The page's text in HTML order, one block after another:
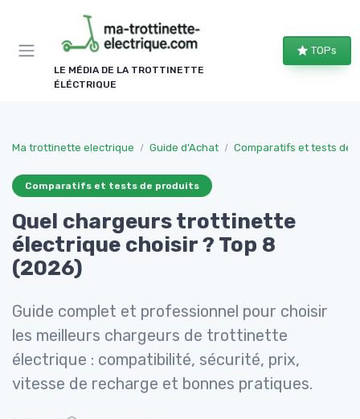
LE MÉDIA DE LA TROTTINETTE
ÉLÉCTRIQUE
TOPs
Ma trottinette electrique Guide d'Achat Comparatifs et tests de
Comparatifs et tests de produits
Quel chargeurs trottinette
électrique choisir ? Top 8
(2026)
Guide complet et professionnel pour choisir
les meilleurs chargeurs de trottinette
électrique : compatibilité, sécurité, prix,
vitesse de recharge et bonnes pratiques.